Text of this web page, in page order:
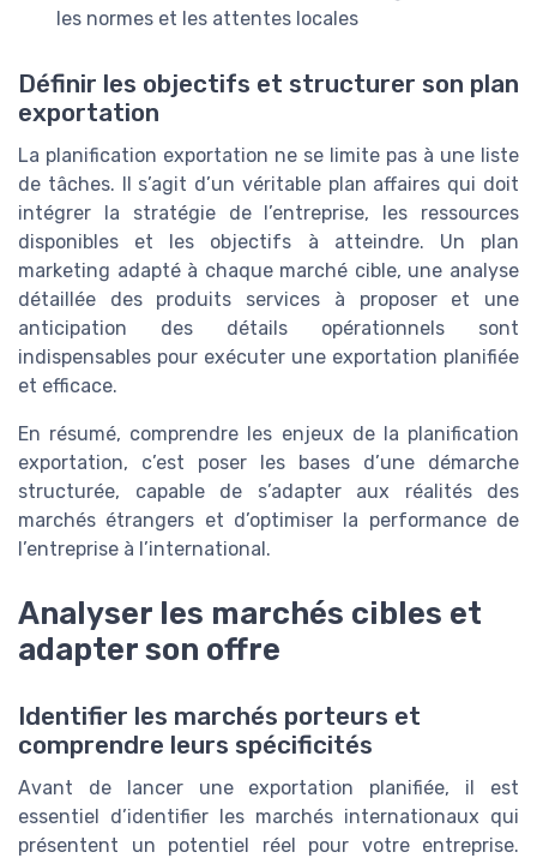
les normes et les attentes locales
Définir les objectifs et structurer son plan
exportation
La planification exportation ne se limite pas à une liste
de tâches. Il s’agit d’un véritable plan affaires qui doit
intégrer la stratégie de l’entreprise, les ressources
disponibles et les objectifs à atteindre. Un plan
marketing adapté à chaque marché cible, une analyse
détaillée des produits services à proposer et une
anticipation des détails opérationnels sont
indispensables pour exécuter une exportation planifiée
et efficace.
En résumé, comprendre les enjeux de la planification
exportation, c’est poser les bases d’une démarche
structurée, capable de s’adapter aux réalités des
marchés étrangers et d’optimiser la performance de
l’entreprise à l’international.
Analyser les marchés cibles et
adapter son offre
Identifier les marchés porteurs et
comprendre leurs spécificités
Avant de lancer une exportation planifiée, il est
essentiel d’identifier les marchés internationaux qui
présentent un potentiel réel pour votre entreprise.